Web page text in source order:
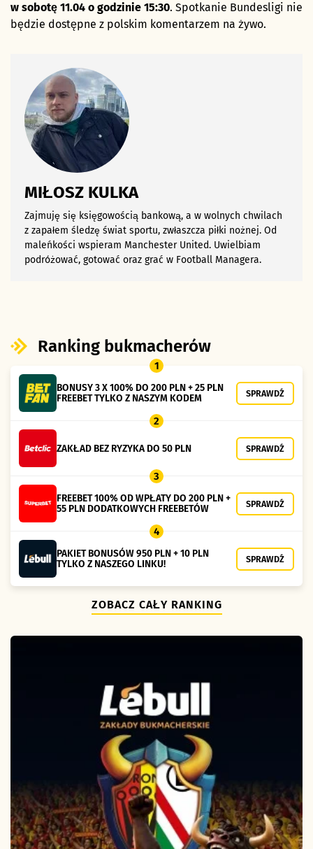
w sobotę 11.04 o godzinie 15:30. Spotkanie Bundesligi nie
będzie dostępne z polskim komentarzem na żywo.
MIŁOSZ KULKA
Zajmuję się księgowością bankową, a w wolnych chwilach
z zapałem śledzę świat sportu, zwłaszcza piłki nożnej. Od
maleńkości wspieram Manchester United. Uwielbiam
podróżować, gotować oraz grać w Football Managera.
Ranking bukmacherów
1
BONUSY 3 X 100% DO 200 PLN + 25 PLN
FREEBET TYLKO Z NASZYM KODEM
SPRAWDŹ
2
ZAKŁAD BEZ RYZYKA DO 50 PLN SPRAWDŹ
3
FREEBET 100% OD WPŁATY DO 200 PLN +
55 PLN DODATKOWYCH FREEBETÓW
SPRAWDŹ
4
PAKIET BONUSÓW 950 PLN + 10 PLN
TYLKO Z NASZEGO LINKU!
SPRAWDŹ
ZOBACZ CAŁY RANKING